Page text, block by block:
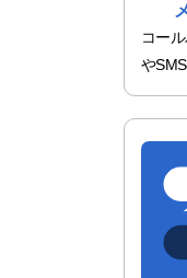
コー
や